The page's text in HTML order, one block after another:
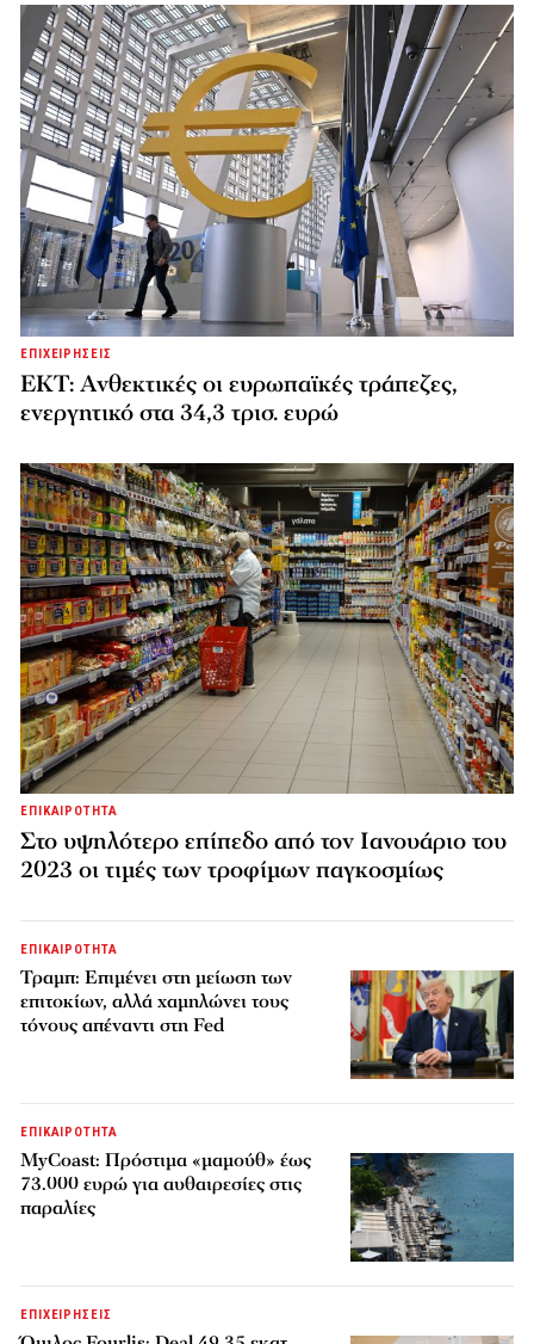
ΕΠΙΧΕΙΡΗΣΕΙΣ
ΕΚΤ: Ανθεκτικές οι ευρωπαϊκές τράπεζες,
ενεργητικό στα 34,3 τρισ. ευρώ
ΕΠΙΚΑΙΡΟΤΗΤΑ
Στο υψηλότερο επίπεδο από τον Ιανουάριο του
2023 οι τιμές των τροφίμων παγκοσμίως
ΕΠΙΚΑΙΡΟΤΗΤΑ
Τραμπ: Επιμένει στη μείωση των
επιτοκίων, αλλά χαμηλώνει τους
τόνους απέναντι στη Fed
ΕΠΙΚΑΙΡΟΤΗΤΑ
MyCoast: Πρόστιμα «μαμούθ» έως
73.000 ευρώ για αυθαιρεσίες στις
παραλίες
ΕΠΙΧΕΙΡΗΣΕΙΣ